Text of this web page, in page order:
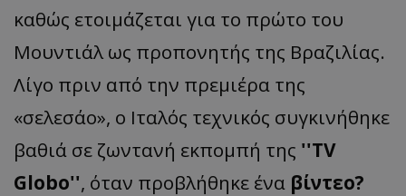
καθώς ετοιμάζεται για το πρώτο του
Μουντιάλ ως προπονητής της Βραζιλίας.
Λίγο πριν από την πρεμιέρα της
«σελεσάο», ο Ιταλός τεχνικός συγκινήθηκε
βαθιά σε ζωντανή εκπομπή της ''TV
Globo'', όταν προβλήθηκε ένα βίντεο?